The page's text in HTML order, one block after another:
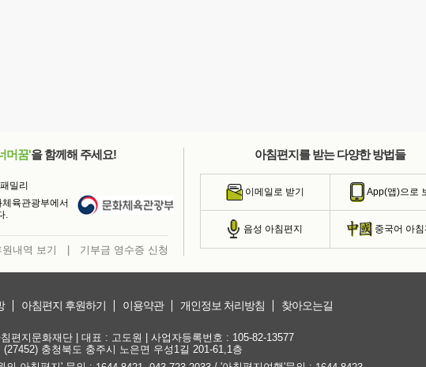
머꿈'을 함께해 주세요!
밀리
육관광부에서
.
내역 보기 기부금 영수증 신청
아침편지를 받는 다양한 방법들
이메일로 받기 App(앱)으로
음성 아침편지 중국어 아침
아침편지 후원하기 이용약관 개인정보 처리방침 찾아오는길
편지문화재단 | 대표 : 고도원 | 사업자등록번호 : 105-82-13577
(27452) 충청북도 충주시 노은면 우성1길 201-61,1층